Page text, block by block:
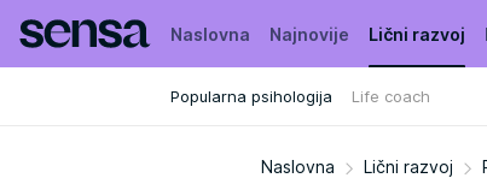
Naslovna Najnovije Lični razvoj
Popularna psihologija Life coach
Naslovna Lični razvoj